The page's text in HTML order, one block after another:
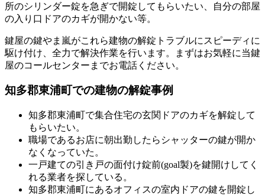
所のシリンダー錠を急ぎで開錠してもらいたい、自分の部屋
の入り口ドアのカギが開かない等。
鍵屋の鍵やま嵐がこれら建物の解錠トラブルにスピーディに
駆け付け、全力で解決作業を行います。まずはお気軽に当鍵
屋のコールセンターまでお電話ください。
知多郡東浦町での建物の解錠事例
知多郡東浦町で集合住宅の玄関ドアのカギを解錠して
もらいたい。
職場であるお店に朝出勤したらシャッターの鍵が開か
なくなっていた。
一戸建ての引き戸の面付け錠前(goal製)を鍵開けしてく
れる業者を探している。
知多郡東浦町にあるオフィスの室内ドアの鍵を開錠し